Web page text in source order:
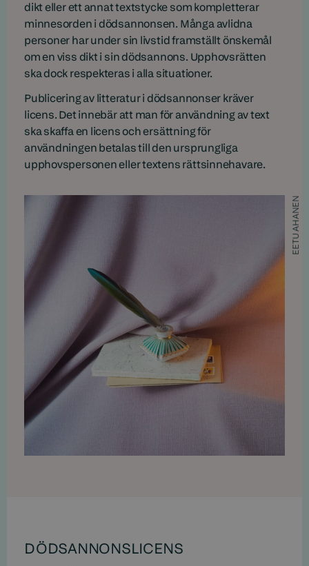
dikt eller ett annat textstycke som kompletterar
minnesorden i dödsannonsen. Många avlidna
personer har under sin livstid framställt önskemål
om en viss dikt i sin dödsannons. Upphovsrätten
ska dock respekteras i alla situationer.
Publicering av litteratur i dödsannonser kräver
licens. Det innebär att man för användning av text
ska skaffa en licens och ersättning för
användningen betalas till den ursprungliga
upphovspersonen eller textens rättsinnehavare.
EETU AHANEN
DÖDSANNONSLICENS